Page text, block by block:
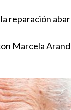
reparación
Marcela